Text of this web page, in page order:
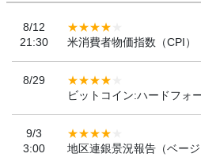
8/12
21:30
米消費者物価指数（CPI）
8/29
ビットコイン:ハードフォ
9/3
3:00
地区連銀景況報告（ベージ